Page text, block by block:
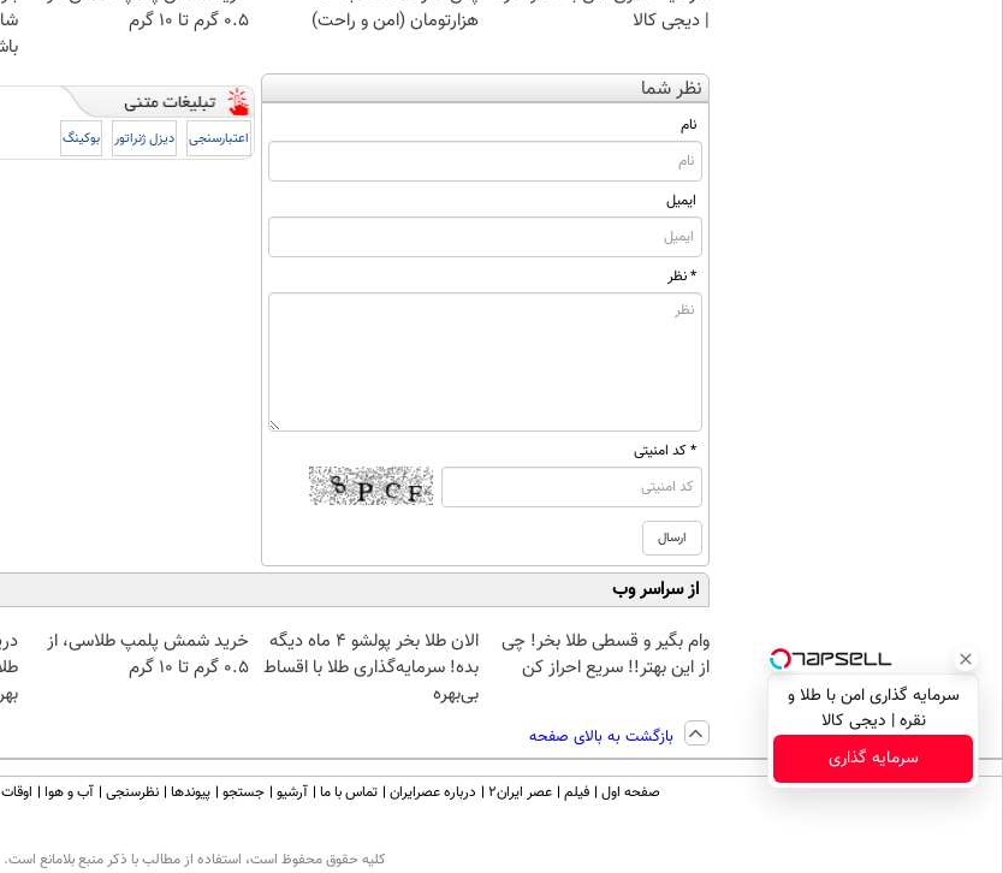
| دیجی کالا
هزارتومان (امن و راحت)
۰.۵ گرم تا ۱۰ گرم
نظر شما
نام
ایمیل
* نظر
* کد امنیتی
اعتبارسنجی دیزل ژنراتور بوکینگ
از سراسر وب
وام بگیر و قسطی طلا بخر! چی
از این بهتر!! سریع احراز کن
الان طلا بخر پولشو 4 ماه دیگه
بده! سرمایه‌گذاری طلا با اقساط
بی‌بهره
خرید شمش پلمپ طلاسی، از
۰.۵ گرم تا ۱۰ گرم
بازگشت به بالای صفحه
سرمایه گذاری امن با طلا و
نقره | دیجی کالا
سرمایه گذاری
صفحه اول فیلم عصر ایران۲ درباره عصرایران تماس با ما آرشیو جستجو پیوندها نظرسنجی آب و هوا
كليه حقوق محفوظ است، استفاده از مطالب با ذكر منبع بلامانع است.